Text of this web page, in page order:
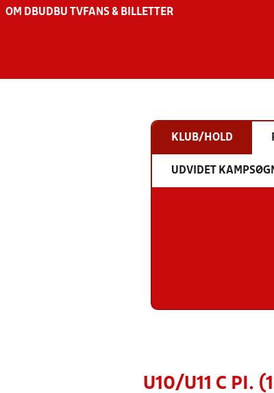
OM DBU DBU TV FANS & BILLETTER
KLUB/HOLD
UDVIDET
U10/U11 C PI.